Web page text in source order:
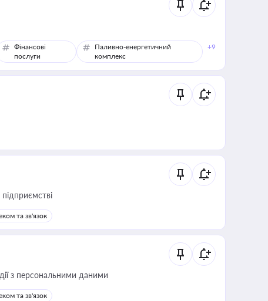
Фінансові
послуги
Паливно-енергетичний
комплекс
+9
та зв'язок
з персональними даними
та зв'язок